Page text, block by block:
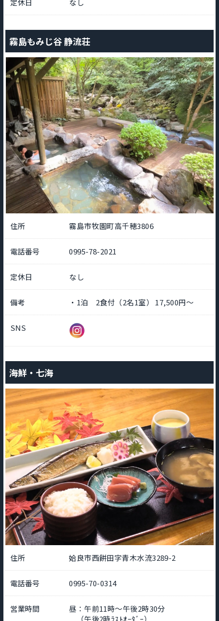
定休日 なし
霧島もみじ谷 静流荘
住所 霧島市牧園町高千穂3806
電話番号 0995-78-2021
定休日 なし
備考 ・1泊 2食付（2名1室） 17,500円～
SNS
海鮮・七海
住所 姶良市西餅田字青木水流3289-2
電話番号 0995-70-0314
営業時間
昼：午前11時～午後2時30分
（午後2時ﾗｽﾄｵｰﾀﾞｰ）